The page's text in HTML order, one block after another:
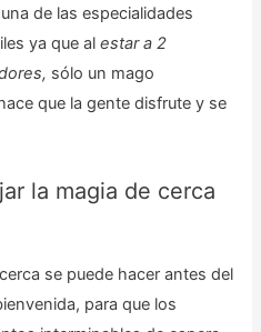
de las especialidades
ya que alestar a 2
sólo un mago
que la gente disfrute y se
la magia de cerca
se puede hacer antes del
para que los